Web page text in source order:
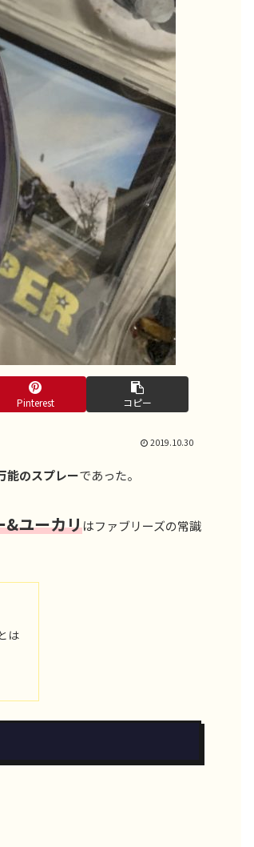
Pinterest コピー
2019.10.30
能のスプレーであった。
&ユーカリはファブリーズの常識
は